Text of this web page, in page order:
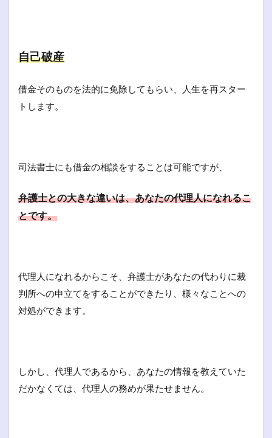
自己破産
借金そのものを法的に免除してもらい、人生を再スター
トします。
司法書士にも借金の相談をすることは可能ですが、
弁護士との大きな違いは、あなたの代理人になれるこ
とです。
代理人になれるからこそ、弁護士があなたの代わりに裁
判所への申立てをすることができたり、様々なことへの
対処ができます。
しかし、代理人であるから、あなたの情報を教えていた
だかなくては、代理人の務めが果たせません。